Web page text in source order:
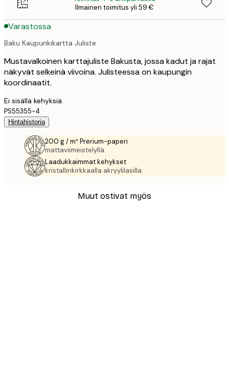
Ilmainen toimitus yli 59 €
Varastossa
Baku Kaupunkikartta Juliste
Mustavalkoinen karttajuliste Bakusta, jossa kadut ja rajat
näkyvät selkeinä viivoina. Julisteessa on kaupungin
koordinaatit.
Ei sisällä kehyksiä.
PS55355-4
Hintahistoria
200 g / m² Prerium-paperi
mattaviimeistelyllä.
Laadukkaimmat kehykset
kristallinkirkkaalla akryylilasilla.
Muut ostivat myös